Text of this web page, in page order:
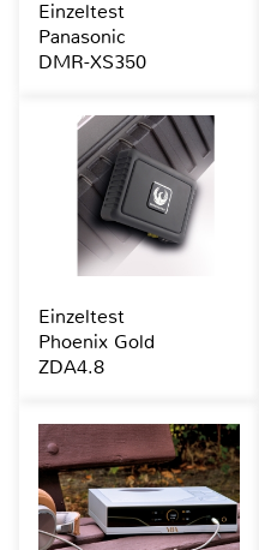
Einzeltest
Panasonic
DMR-XS350
Einzeltest
Phoenix Gold
ZDA4.8